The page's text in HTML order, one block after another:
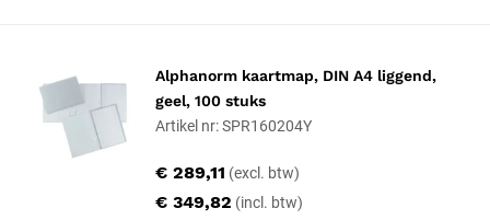
Alphanorm kaartmap, DIN A4 liggend,
geel, 100 stuks
Artikel nr: SPR160204Y
€ 349,82
€ 289,11